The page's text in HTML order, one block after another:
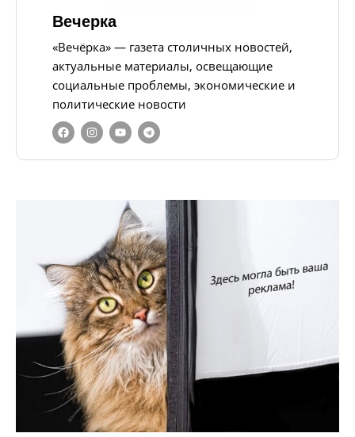
Вечерка
«Вечёрка» — газета столичных новостей,
актуальные материалы, освещающие
социальные проблемы, экономические и
политические новости